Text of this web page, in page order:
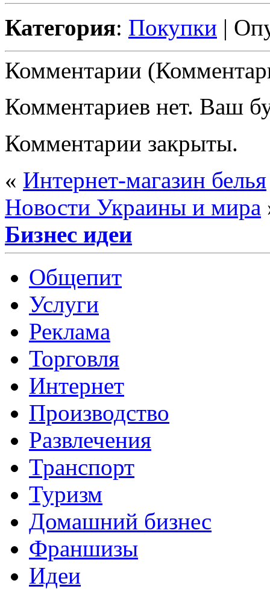
Категория: Покупки |
Комментарии
Комментариев нет. Ваш
Комментарии закрыты.
« Интернет-магазин белья
Новости Украины и мира
Бизнес идеи
Общепит
Услуги
Реклама
Торговля
Интернет
Производство
Развлечения
Транспорт
Туризм
Домашний бизнес
Франшизы
Идеи